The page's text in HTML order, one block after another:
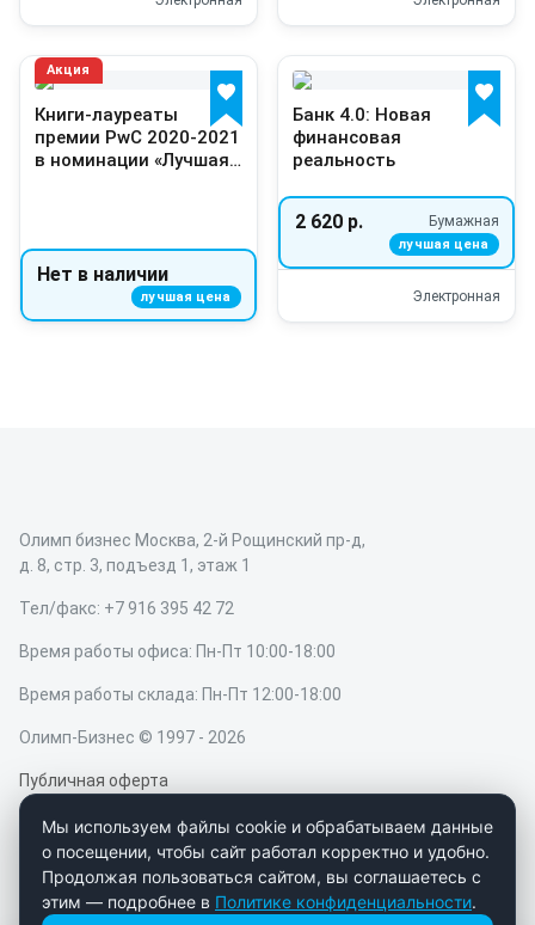
Акция
Книги-лауреаты
премии PwC 2020-2021
в номинации «Лучшая
Нет в наличии
Банк 4.0: Новая
финансовая
реальность
2 620 р. Бумажная
Электронная
Олимп бизнес Москва, 2-й Рощинский пр-д,
д. 8, стр. 3, подъезд 1, этаж 1
Тел/факс: +7 916 395 42 72
Время работы офиса: Пн-Пт 10:00-18:00
Время работы склада: Пн-Пт 12:00-18:00
Олимп-Бизнес © 1997 - 2026
Публичная оферта
Мы в социальных сетях
Разработано в CODE
Мы используем файлы cookie и обрабатываем данные
о посещении, чтобы сайт работал корректно и удобно.
Продолжая пользоваться сайтом, вы соглашаетесь с
этим — подробнее в Политике конфиденциальности.